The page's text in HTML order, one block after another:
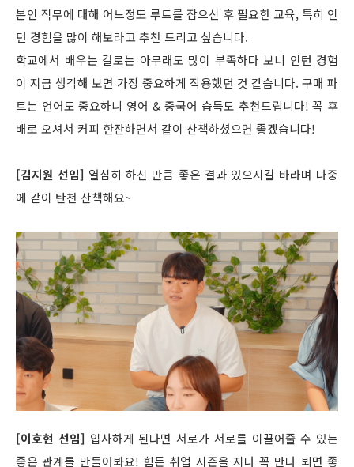
본인 직무에 대해 어느정도 루트를 잡으신 후 필요한 교육, 특히 인
턴 경험을 많이 해보라고 추천 드리고 싶습니다.
학교에서 배우는 걸로는 아무래도 많이 부족하다 보니 인턴 경험
이 지금 생각해 보면 가장 중요하게 작용했던 것 같습니다. 구매 파
트는 언어도 중요하니 영어 & 중국어 습득도 추천드립니다! 꼭 후
배로 오셔서 커피 한잔하면서 같이 산책하셨으면 좋겠습니다!
[김지원 선임] 열심히 하신 만큼 좋은 결과 있으시길 바라며 나중
에 같이 탄천 산책해요~
[이호현 선임] 입사하게 된다면 서로가 서로를 이끌어줄 수 있는
좋은 관계를 만들어봐요! 힘든 취업 시즌을 지나 꼭 만나 뵈면 좋